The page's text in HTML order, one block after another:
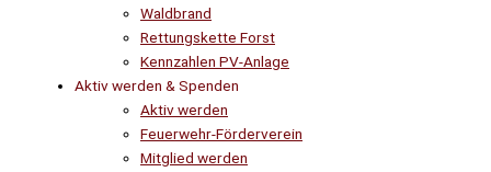
Waldbrand
Rettungskette Forst
Kennzahlen PV-Anlage
Aktiv werden & Spenden
Aktiv werden
Feuerwehr-Förderverein
Mitglied werden